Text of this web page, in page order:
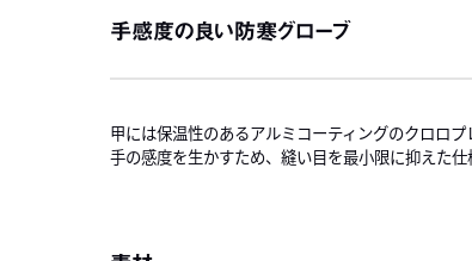
手感度の良い防寒グローブ
甲には保温性のあるアルミコーティングのクロロ
手の感度を生かすため、縫い目を最小限に抑えた仕